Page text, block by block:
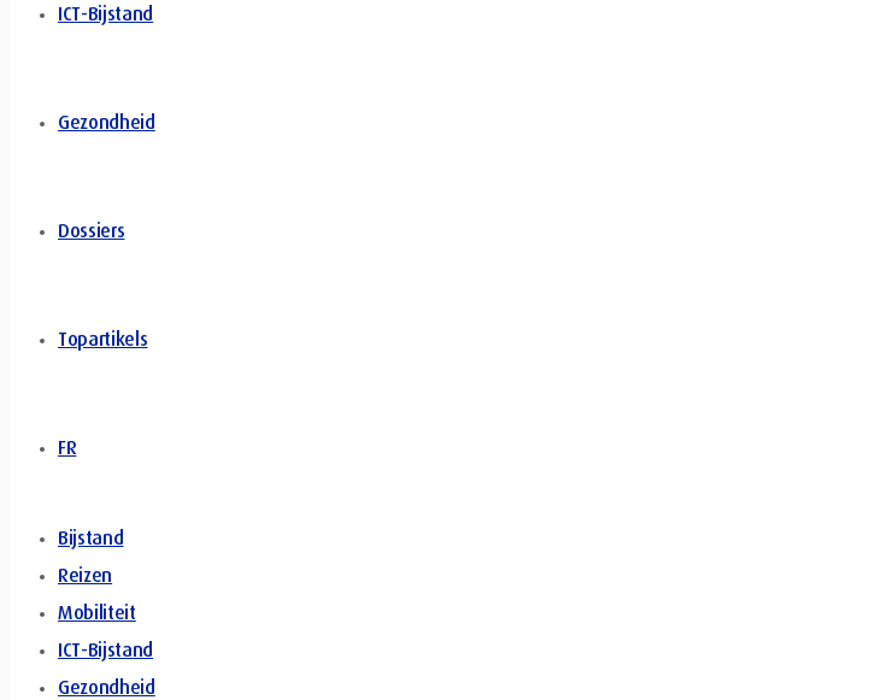
ICT-Bijstand
Gezondheid
Dossiers
Topartikels
FR
Bijstand
Reizen
Mobiliteit
ICT-Bijstand
Gezondheid